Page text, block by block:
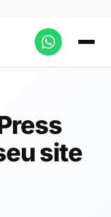
site